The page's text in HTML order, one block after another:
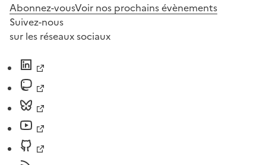
Abonnez-vousVoir nos prochains évènements
Suivez-nous
sur les réseaux sociaux